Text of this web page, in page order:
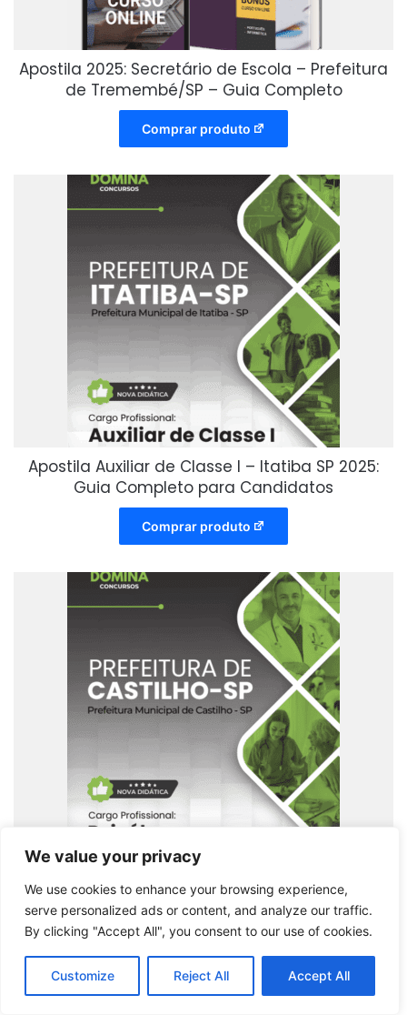
We value your privacy
We use cookies to enhance your browsing experience,
serve personalized ads or content, and analyze our traffic.
By clicking "Accept All", you consent to our use of cookies.
Customize Reject All Accept All
Apostila 2025: Secretário de Escola – Prefeitura
de Tremembé/SP – Guia Completo
Comprar produto
Apostila Auxiliar de Classe I – Itatiba SP 2025:
Guia Completo para Candidatos
Comprar produto
Apostila Psicólogo Castilho SP 2025: Guia
Completo para Formação e Prática Profissional
Comprar produto